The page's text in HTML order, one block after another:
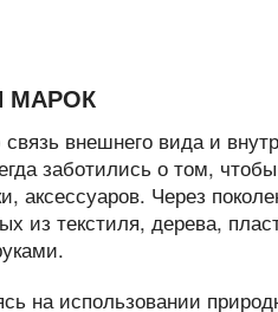
МАРОК
внешнего вида и
заботились о том,
аксессуаров. Через
из текстиля, дерева,
на использовании